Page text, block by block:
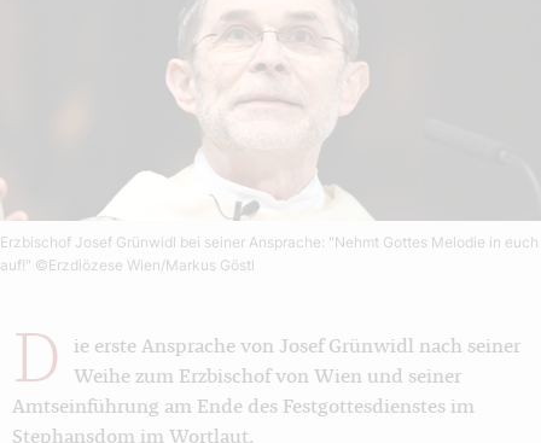
Erzbischof Josef Grünwidl bei seiner Ansprache: "Nehmt Gottes Melodie in euch
auf!" ©Erzdiözese Wien/Markus Göstl
D
ie erste Ansprache von Josef Grünwidl nach seiner
Weihe zum Erzbischof von Wien und seiner
Amtseinführung am Ende des Festgottesdienstes im
Stephansdom im Wortlaut.